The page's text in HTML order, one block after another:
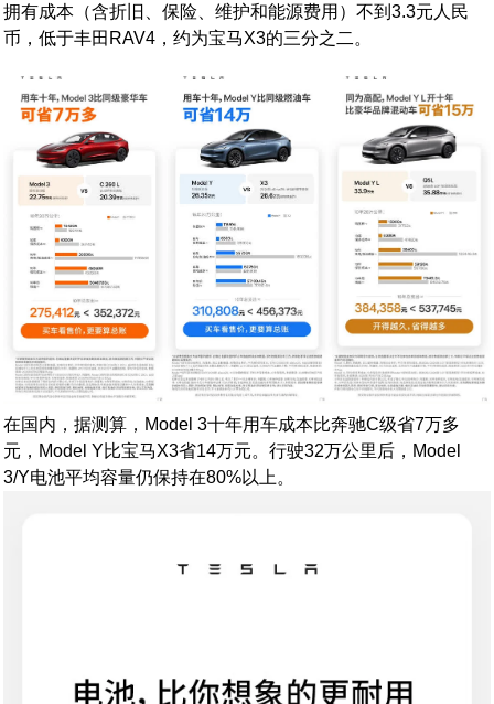
拥有成本（含折旧、保险、维护和能源费用）不到3.3元人民
币，低于丰田RAV4，约为宝马X3的三分之二。
在国内，据测算，Model 3十年用车成本比奔驰C级省7万多
元，Model Y比宝马X3省14万元。行驶32万公里后，Model
3/Y电池平均容量仍保持在80%以上。